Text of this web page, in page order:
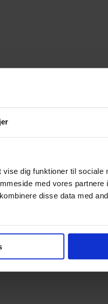
dig funktioner til sociale
med vores partnere
disse data med